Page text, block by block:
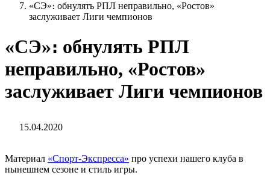
«СЭ»։ обнулять РПЛ неправильно, «Ростов»
заслуживает Лиги чемпионов
«СЭ»։ обнулять РПЛ
неправильно, «Ростов»
заслуживает Лиги чемпионов
15.04.2020
Материал «Спорт-Экспресса» про успехи нашего клуба в
нынешнем сезоне и стиль игры.